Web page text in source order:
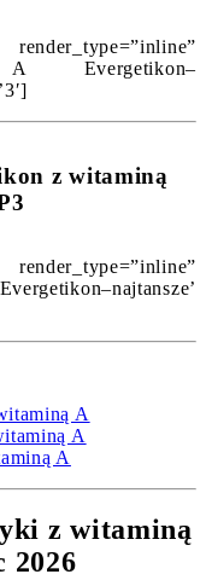
A Evergetikon–
z witaminą
A
A
A
z witaminą
2026